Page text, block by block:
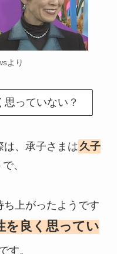
より
っていない？
は、承子さまは久子
、
上がったようです
を良く思ってい
す。